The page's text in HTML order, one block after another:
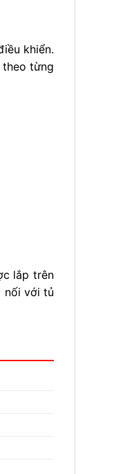
khiển.
theo từng
lắp trên
nối với tủ